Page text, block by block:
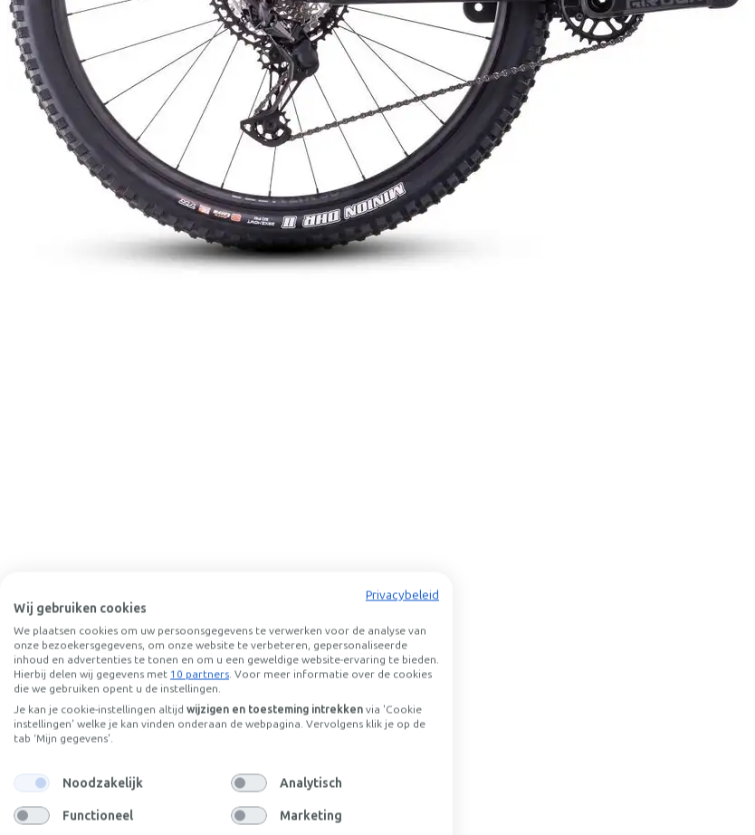
Privacybeleid
Wij gebruiken cookies
We plaatsen cookies om uw persoonsgegevens te verwerken voor de analyse van
onze bezoekersgegevens, om onze website te verbeteren, gepersonaliseerde
inhoud en advertenties te tonen en om u een geweldige website-ervaring te bieden.
Hierbij delen wij gegevens met 10 partners. Voor meer informatie over de cookies
die we gebruiken opent u de instellingen.
Je kan je cookie-instellingen altijd wijzigen en toesteming intrekken via 'Cookie
instellingen' welke je kan vinden onderaan de webpagina. Vervolgens klik je op de
tab ‘Mijn gegevens'.
Noodzakelijk Analytisch
Functioneel Marketing